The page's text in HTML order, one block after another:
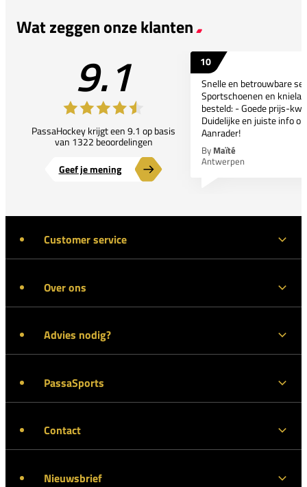
Wat zeggen onze klanten
9.1
PassaHockey krijgt een 9.1 op basis
van 1322 beoordelingen
Geef je mening
10
Snelle en betrouwbare
Sportschoenen en
besteld: - Goede prijs-
Duidelijke en juiste info
Aanrader!
By Maïté
Antwerpen
Customer service
Over ons
Advies nodig?
PassaSports
Contact
Nieuwsbrief